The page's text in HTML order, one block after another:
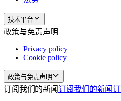
技术平台
政策与免责声明
Privacy policy
Cookie policy
政策与免责声明
订阅我们的新闻订阅我们的新闻